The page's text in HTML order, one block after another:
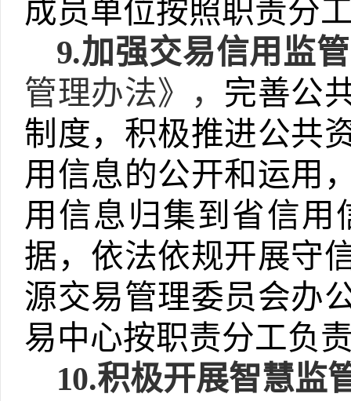
成员单位按照职责分
9.加强交易信用监
管理办法》， 完善公
制度，积极推进公共
用信息的公开和运用
用信息归集到省信
据，依法依规开展守
源交易管理委员会办
易中心按职责分工负
10.积极开展智慧监